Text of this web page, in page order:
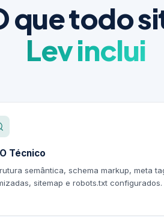
que todo
Lev inclui
Técnico
semântica, schema markup, meta
sitemap e robots.txt configurados.